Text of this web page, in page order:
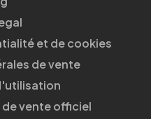
et de cookies
de vente
vente officiel